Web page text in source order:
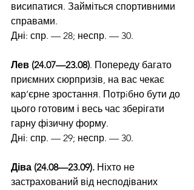
висипатися. Займіться спортивними
справами.
Дні: спр. — 28; неспр. — 30.
Лев (24.07—23.08). Попереду багато
приємних сюрпризів, на вас чекає
кар’єрне зростання. Потрiбно бути до
цього готовим і весь час зберігати
гарну фізичну форму.
Дні: спр. — 29; неспр. — 30.
Діва (24.08—23.09). Ніхто не
застрахований від несподіваних